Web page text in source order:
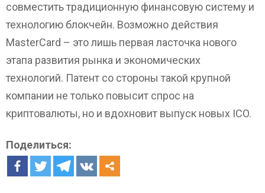
совместить традиционную финансовую систему и
технологию блокчейн. Возможно действия
MasterCard – это лишь первая ласточка нового
этапа развития рынка и экономических
технологий. Патент со стороны такой крупной
компании не только повысит спрос на
криптовалюты, но и вдохновит выпуск новых ICO.
Поделиться: